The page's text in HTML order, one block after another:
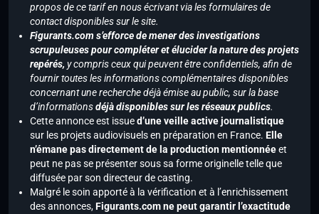
propos de ce tarif en nous écrivant via les formulaires de
contact disponibles sur le site.
Figurants.com s’efforce de mener des investigations
scrupuleuses pour compléter et élucider la nature des projets
repérés, y compris ceux qui peuvent être confidentiels, afin de
fournir toutes les informations complémentaires disponibles
concernant une recherche déjà émise au public, sur la base
d’informationsdéjà disponibles sur les réseaux publics.
Cette annonce est issued’une veille active journalistique
sur les projets audiovisuels en préparation en France. Elle
n’émane pas directement de la production mentionnéeet
peut ne pas se présenter sous sa forme originelle telle que
diffusée par son directeur de casting.
Malgré le soin apporté à la vérification et à l’enrichissement
des annonces,Figurants.com ne peut garantir l’exactitude